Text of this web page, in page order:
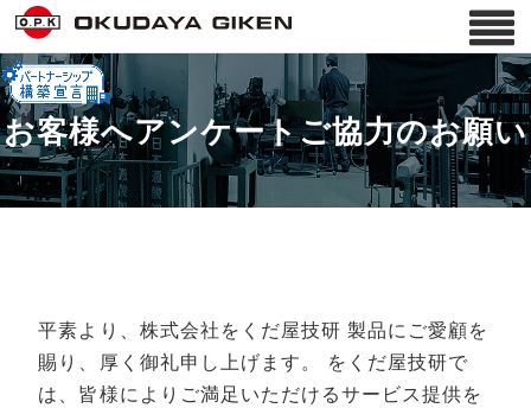
お客様へアンケートご協力のお願い
平素より、株式会社をくだ屋技研 製品にご愛顧を
賜り、厚く御礼申し上げます。 をくだ屋技研で
は、皆様によりご満足いただけるサービス提供を